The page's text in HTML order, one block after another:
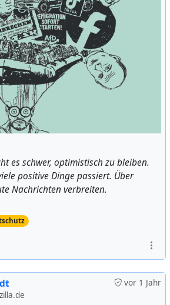
es schwer, optimistisch zu bleiben.
positive Dinge passiert. Über
Nachrichten verbreiten.
vor 1 Jahr